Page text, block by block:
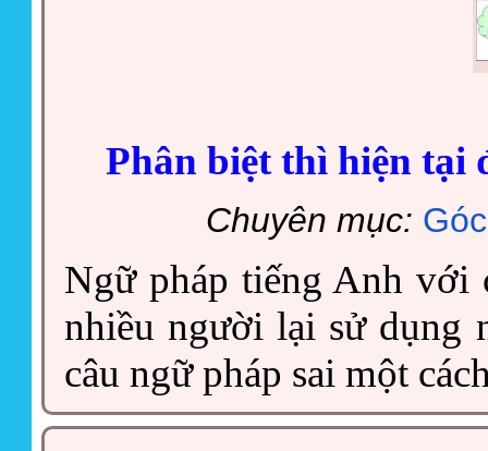
Phân biệt thì hiện tại
Chuyên mục:
Ngữ pháp tiếng Anh với
nhiều người lại sử dụng
câu ngữ pháp sai một